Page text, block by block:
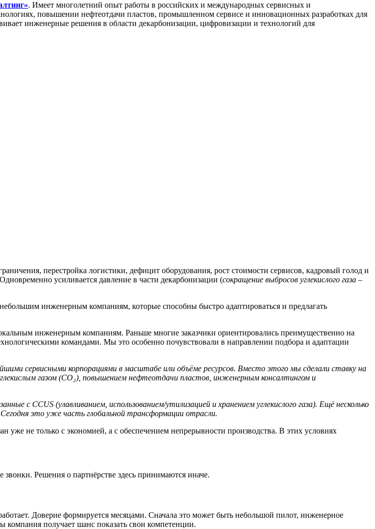
. Имеет многолетний опыт работы в российских и международных сервисных и
повышении нефтеотдачи пластов, промышленном сервисе и инновационных разработках для
инженерные решения в области декарбонизации, цифровизации и технологий для
перестройка логистики, дефицит оборудования, рост стоимости сервисов, кадровый голод и
усиливается давление в части декарбонизации (сокращение выбросов углекислого газа –
инженерным компаниям, которые способны быстро адаптироваться и предлагать
инженерным компаниям. Раньше многие заказчики ориентировались преимущественно на
командами. Мы это особенно почувствовали в направлении подбора и адаптации
сервисными корпорациями в масштабе или объёме ресурсов. Вместо этого мы сделали ставку на
газом (CO₂), повышением нефтеотдачи пластов, инженерным консалтингом и
с CCUS (улавливанием, использованием/утилизацией и хранением углекислого газа). Ещёнесколько
это уже часть глобальной трансформации отрасли.
уже не только с экономией, а с обеспечением непрерывности производства. В этих условиях
Решения о партнёрстве здесь принимаются иначе.
Доверие формируется месяцами. Сначала это может быть небольшой пилот, инженерное
компания получает шанс показать свои компетенции.